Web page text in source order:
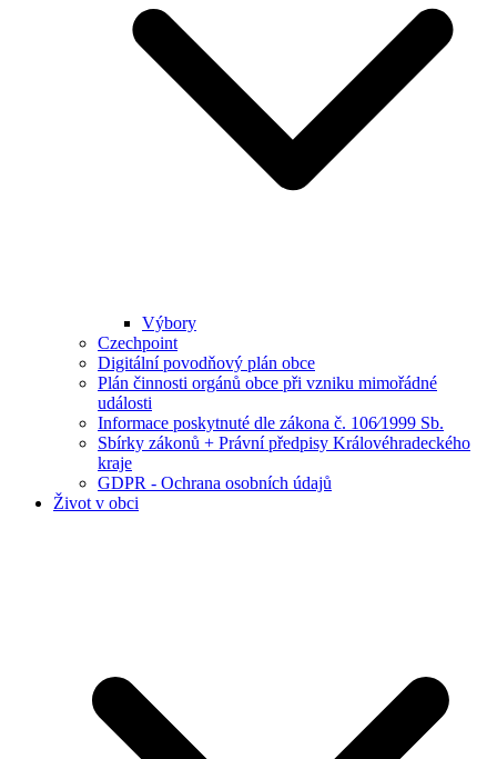
Výbory
Czechpoint
Digitální povodňový plán obce
Plán činnosti orgánů obce při vzniku mimořádné
události
Informace poskytnuté dle zákona č. 106⁄1999 Sb.
Sbírky zákonů + Právní předpisy Královéhradeckého
kraje
GDPR - Ochrana osobních údajů
Život v obci